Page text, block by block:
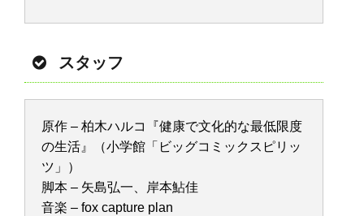
スタッフ
原作 – 柏木ハルコ『健康で文化的な最低限度
の生活』（小学館「ビッグコミックスピリッ
ツ」）
脚本 – 矢島弘一、岸本鮎佳
音楽 – fox capture plan